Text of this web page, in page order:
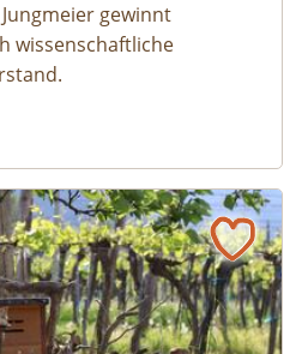
gewinnt
wissenschaftliche
Mut zur wilden Böschung